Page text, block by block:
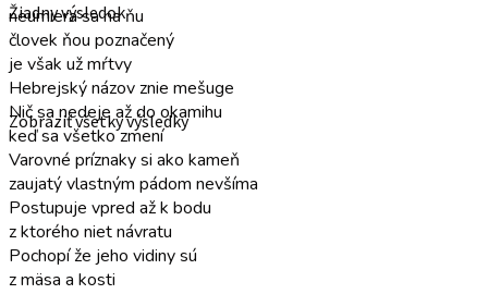
Žiadny výsledok
Zobraziť všetky výsledky
neumiera sa na ňu
človek ňou poznačený
je však už mŕtvy
Hebrejský názov znie mešuge
Nič sa nedeje až do okamihu
keď sa všetko zmení
Varovné príznaky si ako kameň
zaujatý vlastným pádom nevšíma
Postupuje vpred až k bodu
z ktorého niet návratu
Pochopí že jeho vidiny sú
z mäsa a kosti